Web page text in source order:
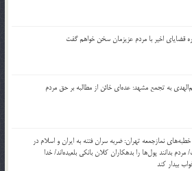
قضایای اخیر با مردم عزیزمان سخن خواهم گفت
به تجمع مشهد: عده‌ای خائن از مطالبه بر حق مردم
نمازجمعه تهران: ضربه‌ سران فتنه به ایران و اسلام در
بدانند پول‌ها را بدهکاران کلان بانکی بلعیده‌اند/ خدا
بیدار کند